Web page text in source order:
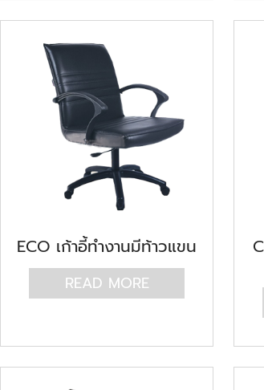
ECO เก้าอี้ทำงานมีท้าวแขน
READ MORE